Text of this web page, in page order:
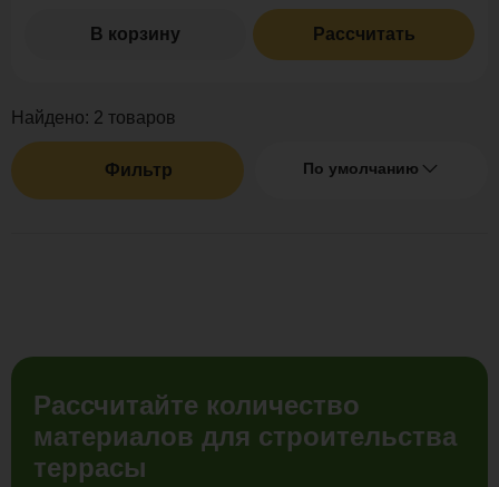
Найдено: 2 товаров
Фильтр По умолчанию
В корзину Рассчитать
Рассчитайте количество
материалов для строительства
террасы